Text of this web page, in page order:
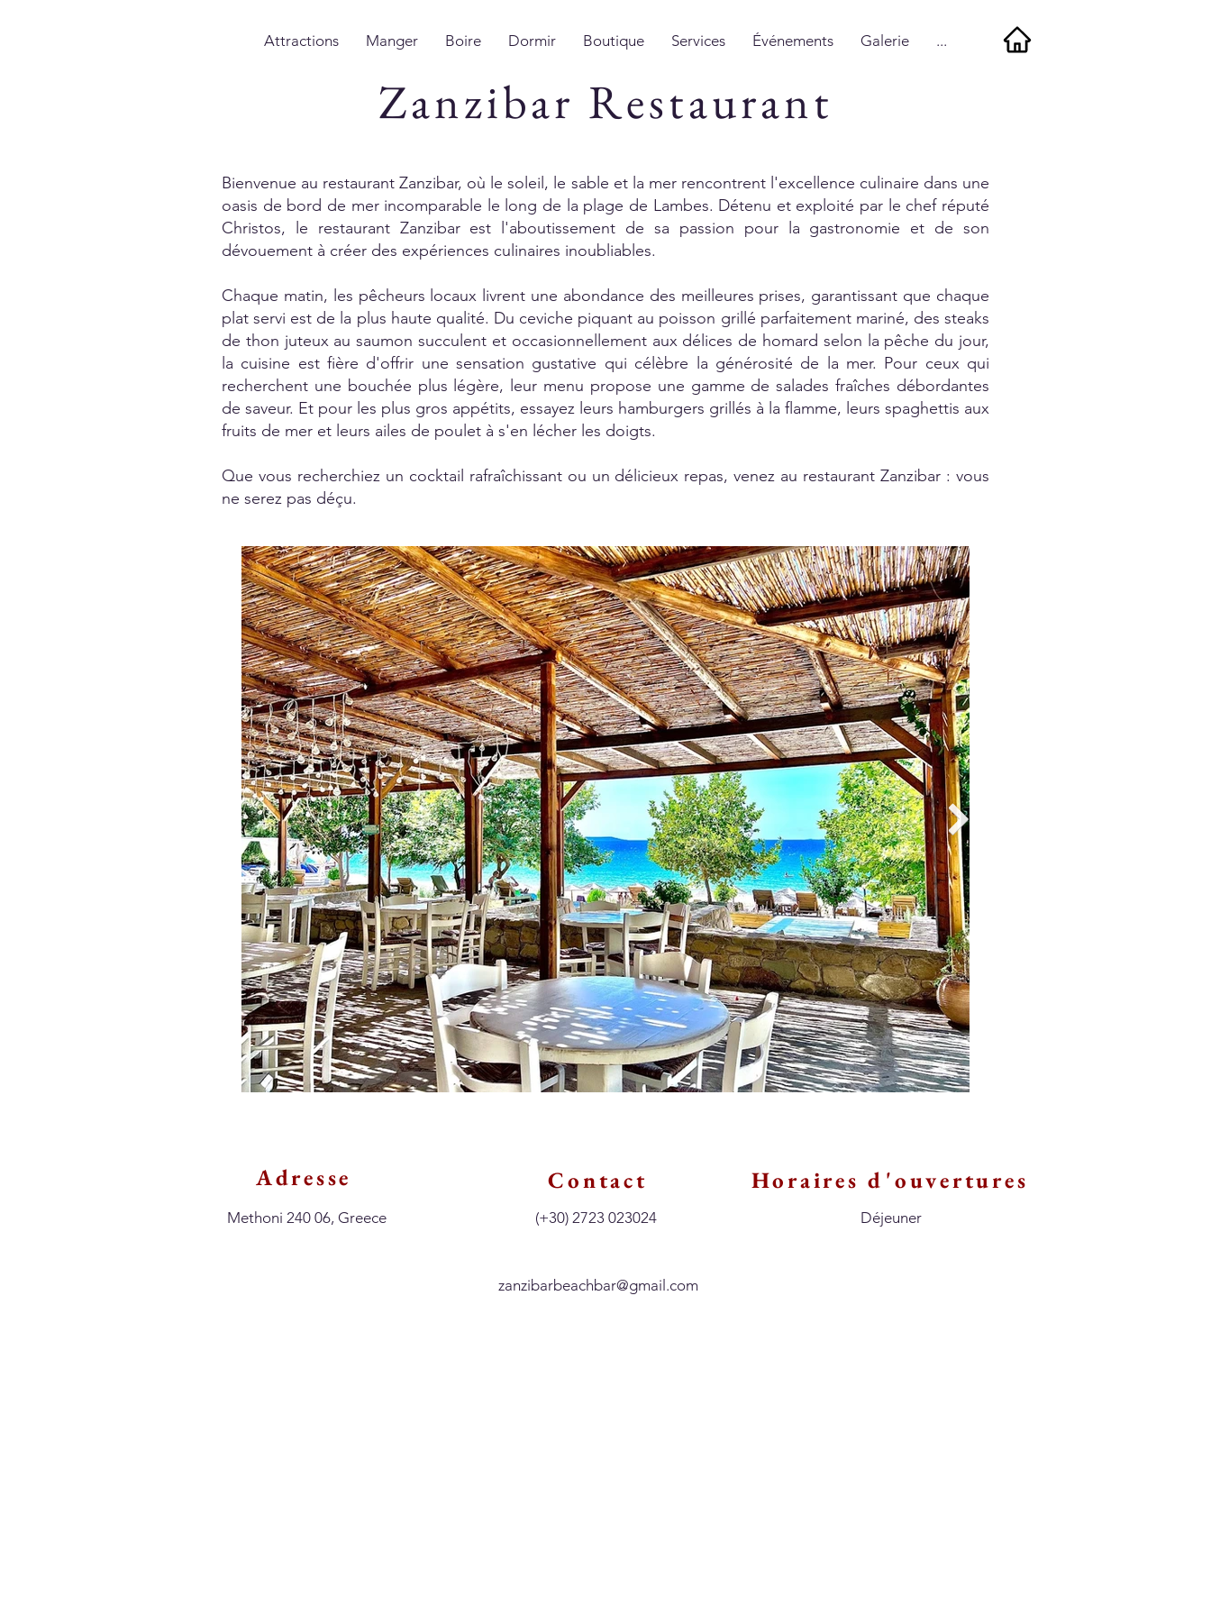
Attractions Manger Boire Dormir Boutique Services Événements Galerie ...
Zanzibar Restaurant
Bienvenue au restaurant Zanzibar, où le soleil, le sable et la mer rencontrent l'excellence culinaire dans une
oasis de bord de mer incomparable le long de la plage de Lambes. Détenu et exploité par le chef réputé
Christos, le restaurant Zanzibar est l'aboutissement de sa passion pour la gastronomie et de son
dévouement à créer des expériences culinaires inoubliables.
Chaque matin, les pêcheurs locaux livrent une abondance des meilleures prises, garantissant que chaque
plat servi est de la plus haute qualité. Du ceviche piquant au poisson grillé parfaitement mariné, des steaks
de thon juteux au saumon succulent et occasionnellement aux délices de homard selon la pêche du jour,
la cuisine est fière d'offrir une sensation gustative qui célèbre la générosité de la mer. Pour ceux qui
recherchent une bouchée plus légère, leur menu propose une gamme de salades fraîches débordantes
de saveur. Et pour les plus gros appétits, essayez leurs hamburgers grillés à la flamme, leurs spaghettis aux
fruits de mer et leurs ailes de poulet à s'en lécher les doigts.
Que vous recherchiez un cocktail rafraîchissant ou un délicieux repas, venez au restaurant Zanzibar : vous
ne serez pas déçu.
Adresse
Methoni 240 06, Greece
Contact
(+30) 2723 023024
Horaires d'ouvertures
Déjeuner
zanzibarbeachbar@gmail.com